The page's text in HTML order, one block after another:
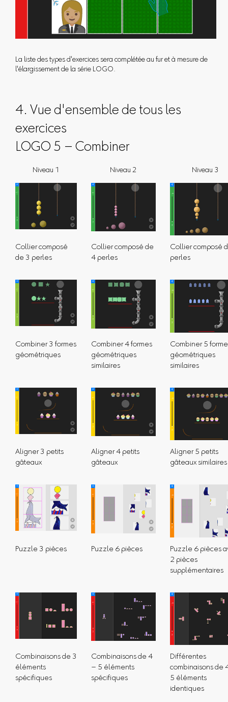
La liste des types d'exercices sera complétée au fur et à mesure de
l'élargissement de la série LOGO.
4. Vue d'ensemble de tous les
exercices
LOGO 5 – Combiner
Niveau 1 Niveau 2 Niveau 3
Collier composé
de 3 perles
Collier composé de
4 perles
Collier composé
perles
Combiner 3 formes
géométriques
Combiner 4 formes
géométriques
similaires
Combiner 5
géométriques
similaires
Aligner 3 petits
gâteaux
Aligner 4 petits
gâteaux
Aligner 5 petits
gâteaux similaires
Puzzle 3 pièces Puzzle 6 pièces
Puzzle 6 pièces
2 pièces
supplémentaires
Combinaisons de 3
éléments
spécifiques
Combinaisons de 4
– 5 éléments
spécifiques
Différentes
combinaisons de
5 éléments
identiques